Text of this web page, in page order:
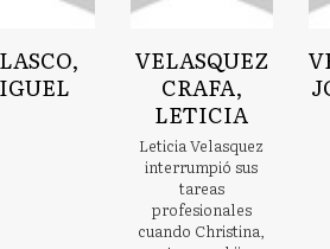
VELASQUEZ
CRAFA,
LETICIA
Leticia Velasquez
interrumpió sus
tareas
profesionales
cuando Christina,